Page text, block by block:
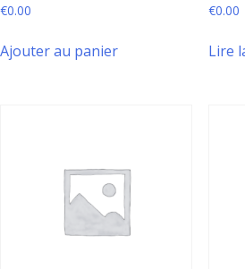
€0.00
Ajouter au panier
€0.00
Lire